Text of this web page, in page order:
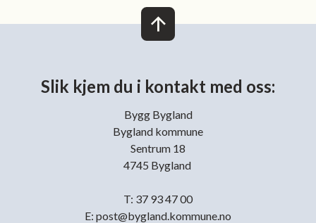
Slik kjem du i kontakt med oss:
Bygg Bygland
Bygland kommune
Sentrum 18
4745 Bygland
T: 37 93 47 00
E: post@bygland.kommune.no